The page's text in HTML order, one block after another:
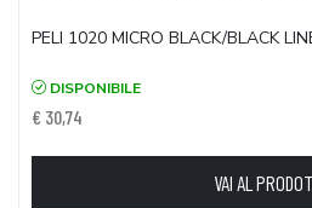
PELI 1020 MICRO BLACK/BLACK
DISPONIBILE
€ 30,74
VAI AL